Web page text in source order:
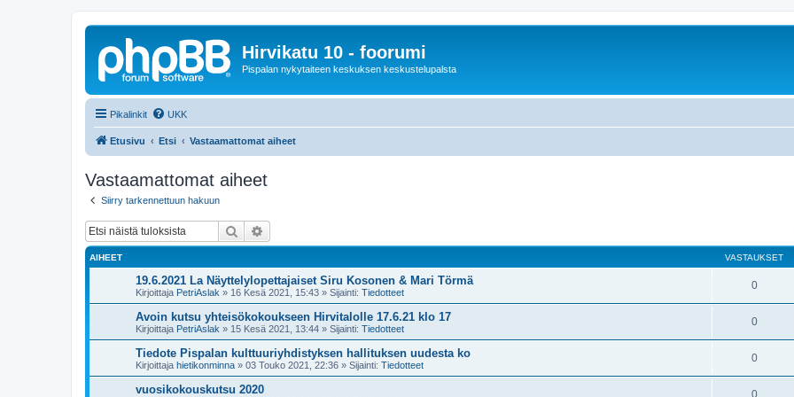
Hirvikatu 10 - foorumi
Pispalan nykytaiteen keskuksen keskustelupalsta
Pikalinkit UKK
Etusivu Etsi Vastaamattomat aiheet
Vastaamattomat aiheet
Siirry tarkennettuun hakuun
Etsi
AIHEET VASTAUKSET
19.6.2021 La Näyttelylopettajaiset Siru Kosonen & Mari Törmä
Kirjoittaja PetriAslak » 16 Kesä 2021, 15:43 » Sijainti: Tiedotteet
0
Avoin kutsu yhteisökokoukseen Hirvitalolle 17.6.21 klo 17
Kirjoittaja PetriAslak » 15 Kesä 2021, 13:44 » Sijainti: Tiedotteet
0
Tiedote Pispalan kulttuuriyhdistyksen hallituksen uudesta ko
Kirjoittaja hietikonminna » 03 Touko 2021, 22:36 » Sijainti: Tiedotteet
0
vuosikokouskutsu 2020 0